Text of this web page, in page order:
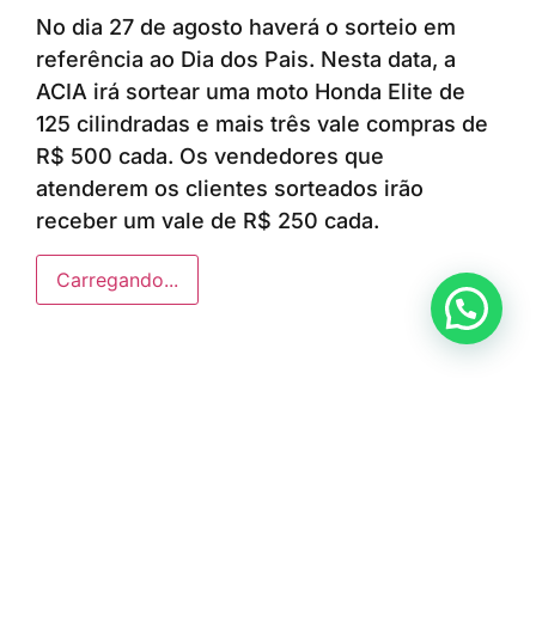
No dia 27 de agosto haverá o sorteio em
referência ao Dia dos Pais. Nesta data, a
ACIA irá sortear uma moto Honda Elite de
125 cilindradas e mais três vale compras de
R$ 500 cada. Os vendedores que
atenderem os clientes sorteados irão
receber um vale de R$ 250 cada.
Carregando...
Anunciar ou recomendar matéria